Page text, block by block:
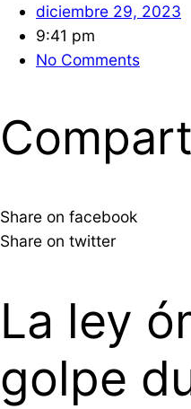
diciembre 29, 2023
9:41 pm
No Comments
Share on facebook
Share on twitter
La ley
golpe